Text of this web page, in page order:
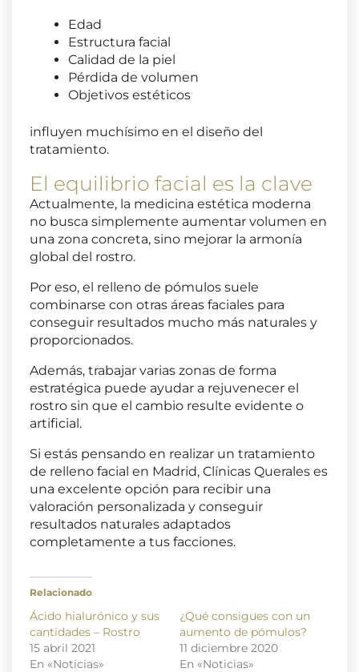
Edad
Estructura facial
Calidad de la piel
Pérdida de volumen
Objetivos estéticos
influyen muchísimo en el diseño del
tratamiento.
El equilibrio facial es la clave
Actualmente, la medicina estética moderna
no busca simplemente aumentar volumen en
una zona concreta, sino mejorar la armonía
global del rostro.
Por eso, el relleno de pómulos suele
combinarse con otras áreas faciales para
conseguir resultados mucho más naturales y
proporcionados.
Además, trabajar varias zonas de forma
estratégica puede ayudar a rejuvenecer el
rostro sin que el cambio resulte evidente o
artificial.
Si estás pensando en realizar un tratamiento
de relleno facial en Madrid,Clínicas Querales es
una excelente opción para recibir una
valoración personalizada y conseguir
resultados naturales adaptados
completamente a tus facciones.
Relacionado
Ácido hialurónico y sus
cantidades – Rostro
15 abril 2021
En «Noticias»
¿Qué consigues con un
aumento de pómulos?
11 diciembre 2020
En «Noticias»